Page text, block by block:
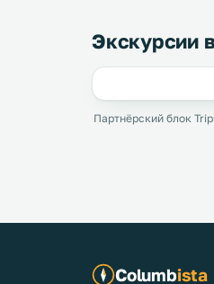
Экскурсии
Партнёрский блок
Columbista